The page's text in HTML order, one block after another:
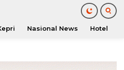
Nasional News Hotel